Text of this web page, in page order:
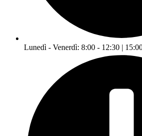
Lunedì - Venerdì: 8:00 - 12:30 |